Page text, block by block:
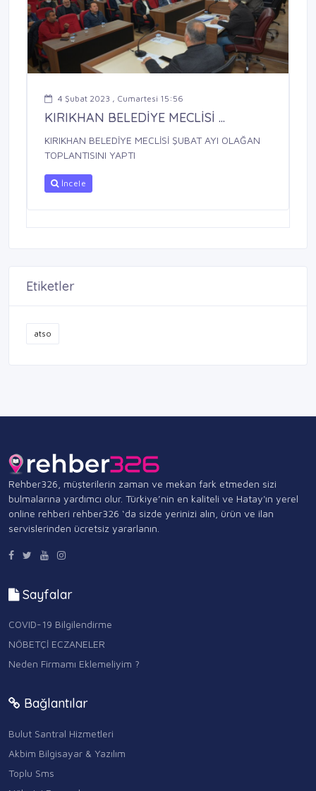
4 Şubat 2023 , Cumartesi 15:56
KIRIKHAN BELEDİYE MECLİSİ ...
KIRIKHAN BELEDİYE MECLİSİ ŞUBAT AYI OLAĞAN
TOPLANTISINI YAPTI
İncele
Etiketler
atso
Rehber326, müşterilerin zaman ve mekan fark etmeden sizi
bulmalarına yardımcı olur. Türkiye’nin en kaliteli ve Hatay'ın yerel
online rehberi rehber326 ‘da sizde yerinizi alın, ürün ve ilan
servislerinden ücretsiz yararlanın.
Sayfalar
COVID-19 Bilgilendirme
NÖBETÇİ ECZANELER
Neden Firmamı Eklemeliyim ?
Bağlantılar
Bulut Santral Hizmetleri
Akbim Bilgisayar & Yazılım
Toplu Sms